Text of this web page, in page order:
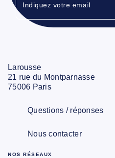
Indiquez votre email
Larousse
21 rue du Montparnasse
75006 Paris
Questions / réponses
Nous contacter
NOS RÉSEAUX